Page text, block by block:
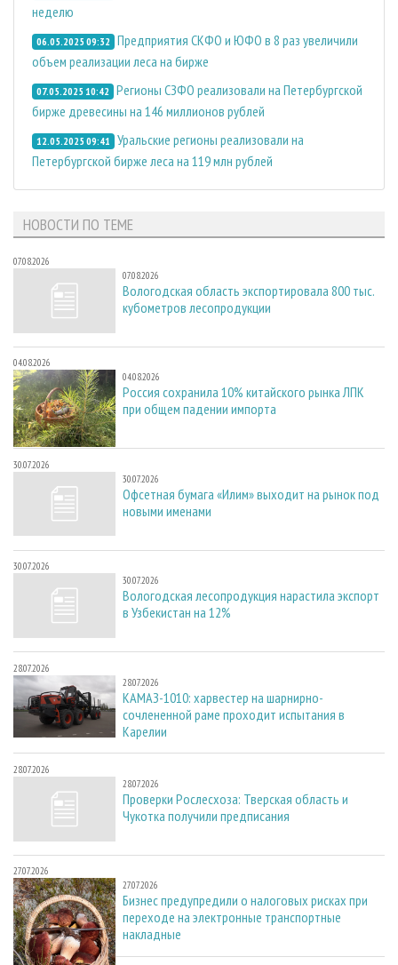
неделю
06.05.2025 09:32 Предприятия СКФО и ЮФО в 8 раз увеличили
объем реализации леса на бирже
07.05.2025 10:42 Регионы СЗФО реализовали на Петербургской
бирже древесины на 146 миллионов рублей
12.05.2025 09:41 Уральские регионы реализовали на
Петербургской бирже леса на 119 млн рублей
НОВОСТИ ПО ТЕМЕ
07.08.2026
07.08.2026
Вологодская область экспортировала 800 тыс.
кубометров лесопродукции
04.08.2026
04.08.2026
Россия сохранила 10% китайского рынка ЛПК
при общем падении импорта
30.07.2026
30.07.2026
Офсетная бумага «Илим» выходит на рынок под
новыми именами
30.07.2026
30.07.2026
Вологодская лесопродукция нарастила экспорт
в Узбекистан на 12%
28.07.2026
28.07.2026
КАМАЗ-1010: харвестер на шарнирно-
сочлененной раме проходит испытания в
Карелии
28.07.2026
28.07.2026
Проверки Рослесхоза: Тверская область и
Чукотка получили предписания
27.07.2026
27.07.2026
Бизнес предупредили о налоговых рисках при
переходе на электронные транспортные
накладные